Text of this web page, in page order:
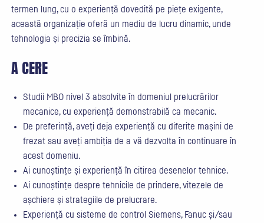
termen lung, cu o experiență dovedită pe piețe exigente,
această organizație oferă un mediu de lucru dinamic, unde
tehnologia și precizia se îmbină.
A CERE
Studii MBO nivel 3 absolvite în domeniul prelucrărilor
mecanice, cu experiență demonstrabilă ca mecanic.
De preferință, aveți deja experiență cu diferite mașini de
frezat sau aveți ambiția de a vă dezvolta în continuare în
acest domeniu.
Ai cunoștințe și experiență în citirea desenelor tehnice.
Ai cunoștințe despre tehnicile de prindere, vitezele de
așchiere și strategiile de prelucrare.
Experiență cu sisteme de control Siemens, Fanuc și/sau